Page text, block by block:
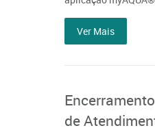
Ver Mais
de